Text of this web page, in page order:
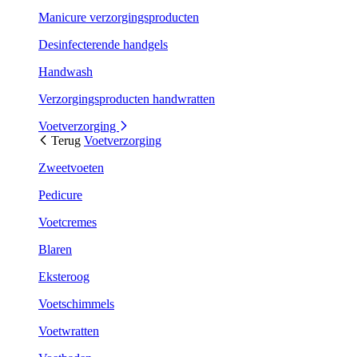
Manicure verzorgingsproducten
Desinfecterende handgels
Handwash
Verzorgingsproducten handwratten
Voetverzorging
Terug Voetverzorging
Zweetvoeten
Pedicure
Voetcremes
Blaren
Eksteroog
Voetschimmels
Voetwratten